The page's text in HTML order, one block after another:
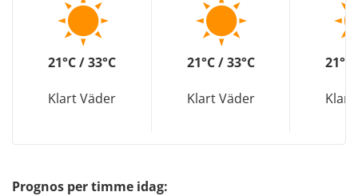
21°C / 33°C
Klart Väder
21°C / 33°C
Klart Väder
21°C
Klart
Prognos per timme idag: